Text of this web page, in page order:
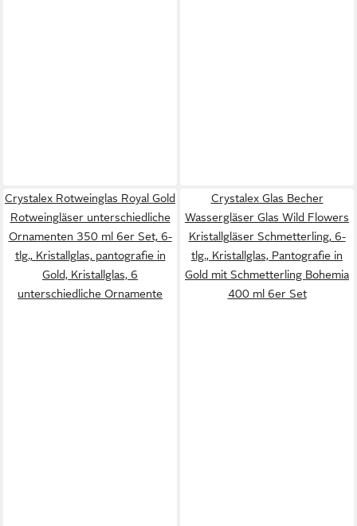
Crystalex Rotweinglas Royal Gold
Rotweingläser unterschiedliche
Ornamenten 350 ml 6er Set, 6-
tlg., Kristallglas, pantografie in
Gold, Kristallglas, 6
unterschiedliche Ornamente
Crystalex Glas Becher
Wassergläser Glas Wild Flowers
Kristallgläser Schmetterling, 6-
tlg., Kristallglas, Pantografie in
Gold mit Schmetterling Bohemia
400 ml 6er Set